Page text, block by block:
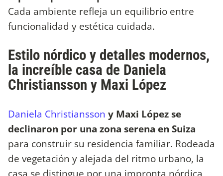
Cada ambiente refleja un equilibrio entre
funcionalidad y estética cuidada.
Estilo nórdico y detalles modernos,
la increíble casa de Daniela
Christiansson y Maxi López
Daniela Christiansson y Maxi López se
declinaron por una zona serena en Suiza
para construir su residencia familiar. Rodeada
de vegetación y alejada del ritmo urbano, la